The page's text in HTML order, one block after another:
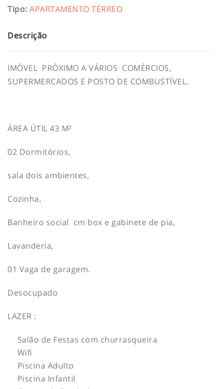
Tipo: APARTAMENTO TÉRREO
Descrição
IMÓVEL PRÓXIMO A VÁRIOS COMÉRCIOS,
SUPERMERCADOS E POSTO DE COMBUSTÍVEL.
ÁREA ÚTIL 43 M²
02 Dormitórios,
sala dois ambientes,
Cozinha,
Banheiro social cm box e gabinete de pia,
Lavanderia,
01 Vaga de garagem.
Desocupado
LAZER :
Salão de Festas com churrasqueira
Wifi
Piscina Adulto
Piscina Infantil